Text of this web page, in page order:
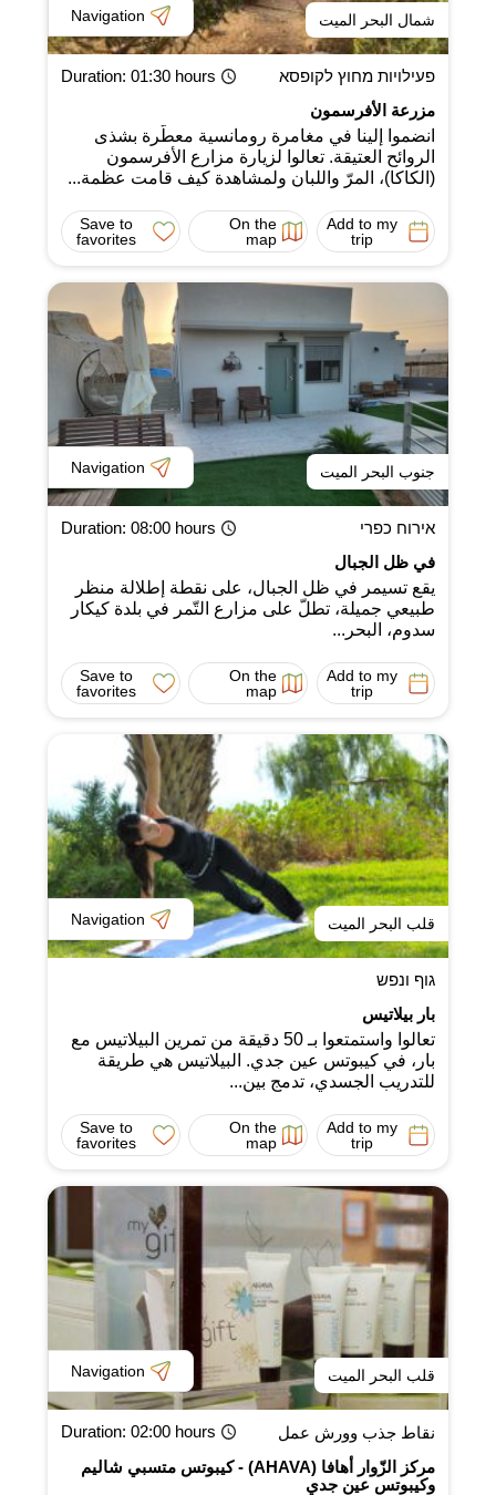
شمال البحر الميت Navigation
פעילויות מחוץ לקופסא Duration: 01:30 hours
مزرعة الأفرسمون
انضموا إلينا في مغامرة رومانسية معطّرة بشذى
الروائح العتيقة. تعالوا لزيارة مزارع الأفرسمون
(الكاكا)، المرّ واللبان ولمشاهدة كيف قامت عظمة...
Add to my
trip
On the
map
Save to
favorites
جنوب البحر الميت Navigation
אירוח כפרי Duration: 08:00 hours
في ظل الجبال
يقع تسيمر في ظل الجبال، على نقطة إطلالة منظر
طبيعي جميلة، تطلّ على مزارع التّمر في بلدة كيكار
سدوم، البحر...
Add to my
trip
On the
map
Save to
favorites
قلب البحر الميت Navigation
גוף ונפש
بار بيلاتيس
تعالوا واستمتعوا بـ 50 دقيقة من تمرين البيلاتيس مع
بار، في كيبوتس عين جدي. البيلاتيس هي طريقة
للتدريب الجسدي، تدمج بين...
Add to my
trip
On the
map
Save to
favorites
قلب البحر الميت Navigation
نقاط جذب وورش عمل Duration: 02:00 hours
مركز الزّوار أهافا (AHAVA) - كيبوتس متسبي شاليم
وكيبوتس عين جدي